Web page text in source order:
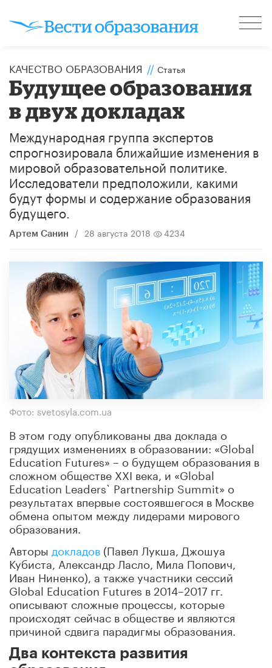
КАЧЕСТВО ОБРАЗОВАНИЯ // Статья
Будущее образования
в двух докладах
Международная группа экспертов
спрогнозировала ближайшие изменения в
мировой образовательной политике.
Исследователи предположили, какими
будут формы и содержание образования
будущего.
Артем Санин / 28 августа 2018 4234
Фото: svetosyla.com.ua
В этом году опубликованы два доклада о
грядущих изменениях в образовании: «Global
Education Futures» – о будущем образования в
сложном обществе XXI века, и «Global
Education Leaders` Partnership Summit» о
результатах впервые состоявшегося в Москве
обмена опытом между лидерами мирового
образования.
Авторы докладов (Павел Лукша, Джошуа
Кубиста, Александр Ласло, Мила Попович,
Иван Ниненко), а также участники сессий
Global Education Futures в 2014–2017 гг.
описывают сложные процессы, которые
происходят сейчас в обществе и являются
причиной сдвига парадигмы образования.
Два контекста развития